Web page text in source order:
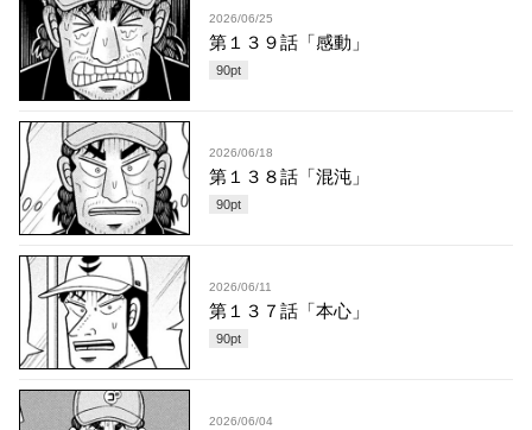
2026/06/25
第１３９話「感動」
90pt
2026/06/18
第１３８話「混沌」
90pt
2026/06/11
第１３７話「本心」
90pt
2026/06/04